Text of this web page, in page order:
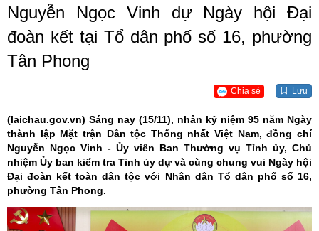
Nguyễn Ngọc Vinh dự Ngày hội Đại
đoàn kết tại Tổ dân phố số 16, phường
Tân Phong
Chia sẻ Lưu
(laichau.gov.vn) Sáng nay (15/11), nhân kỷ niệm 95 năm Ngày
thành lập Mặt trận Dân tộc Thống nhất Việt Nam, đồng chí
Nguyễn Ngọc Vinh - Ủy viên Ban Thường vụ Tỉnh ủy, Chủ
nhiệm Ủy ban kiểm tra Tỉnh ủy dự và cùng chung vui Ngày hội
Đại đoàn kết toàn dân tộc với Nhân dân Tổ dân phố số 16,
phường Tân Phong.